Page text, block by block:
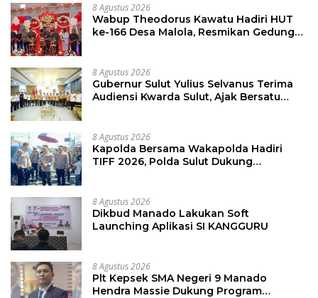
8 Agustus 2026
Wabup Theodorus Kawatu Hadiri HUT
ke-166 Desa Malola, Resmikan Gedung
8 Agustus 2026
Gubernur Sulut Yulius Selvanus Terima
Audiensi Kwarda Sulut, Ajak Bersatu
8 Agustus 2026
Kapolda Bersama Wakapolda Hadiri
TIFF 2026, Polda Sulut Dukung
8 Agustus 2026
Dikbud Manado Lakukan Soft
Launching Aplikasi SI KANGGURU
8 Agustus 2026
Plt Kepsek SMA Negeri 9 Manado
Hendra Massie Dukung Program